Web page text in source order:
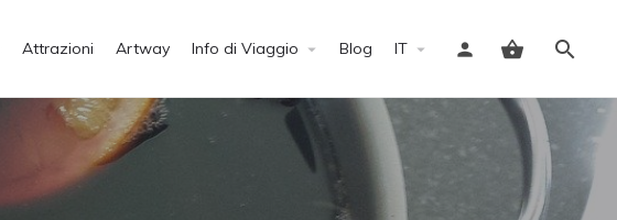
Attrazioni Artway Info di Viaggio Blog IT
Accedi